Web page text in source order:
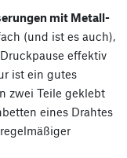
mit Metall-
(und ist es auch),
effektiv
ist ein gutes
zwei Teile geklebt
eines Drahtes